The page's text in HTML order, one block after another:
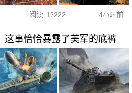
阅读 13222 4小时前
这事恰恰暴露了美军的底裤